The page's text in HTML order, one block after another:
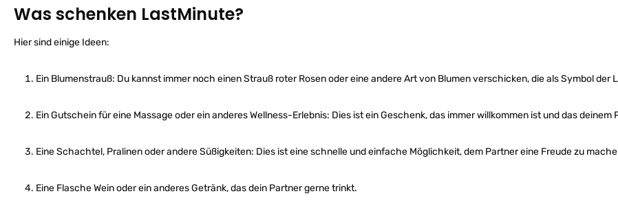
Was schenken LastMinute?
Hier sind einige Ideen:
Ein Blumenstrauß: Du kannst immer noch einen Strauß roter Rosen oder eine andere Art von Blumen verschicken, die als Symbol der
Ein Gutschein für eine Massage oder ein anderes Wellness-Erlebnis: Dies ist ein Geschenk, das immer willkommen ist und das
Eine Schachtel, Pralinen oder andere Süßigkeiten: Dies ist eine schnelle und einfache Möglichkeit, dem Partner eine Freude zu
Eine Flasche Wein oder ein anderes Getränk, das dein Partner gerne trinkt.